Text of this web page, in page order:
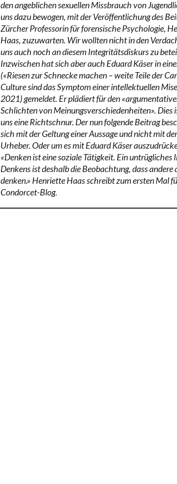
den angeblichen sexuellen Missbrauch von
uns dazu bewogen, mit der Veröffentlichung des
Zürcher Professorin für forensische Psychologie,
Haas, zuzuwarten. Wir wollten nicht in den
uns auch noch an diesem Integritätsdiskurs zu
Inzwischen hat sich aber auch Eduard Käser in
(«Riesen zur Schnecke machen – weite Teile der
Culture sind das Symptom einer intellektuellen
2021) gemeldet. Er plädiert für den
Schlichten von Meinungsverschiedenheiten». Dies
uns eine Richtschnur. Der nun folgende Beitrag
sich mit der Geltung einer Aussage und nicht mit
Urheber. Oder um es mit Eduard Käser
«Denken ist eine soziale Tätigkeit. Ein untrügliches
Denkens ist deshalb die Beobachtung, dass andere
denken.» Henriette Haas schreibt zum ersten Mal
Condorcet-Blog.